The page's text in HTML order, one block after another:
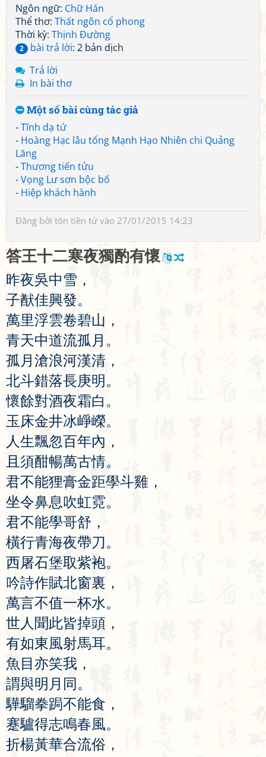
Ngôn ngữ: Chữ Hán
Thể thơ: Thất ngôn cổ phong
Thời kỳ: Thịnh Đường
2 bài trả lời: 2 bản dịch
Trả lời
In bài thơ
Một số bài cùng tác giả
-Tĩnh dạ tứ
- Hoàng Hạc lâu tống Mạnh Hạo Nhiên chi Quảng
Lăng
-Thương tiến tửu
-Vọng Lư sơn bộc bố
- Hiệp khách hành
Đăng bởi tôn tiền tửvào 27/01/2015 14:23
答王十二寒夜獨酌有懷
昨夜吳中雪 ，
子猷佳興發。
萬里浮雲卷碧山 ，
青天中道流孤 月 。
孤 月 滄浪河漢清 ，
北斗錯落長庚明 。
懷餘對酒夜霜白 。
玉 床金井冰崢嶸。
人生飄忽百年內 ，
且 須酣暢萬古情。
君不能狸膏金距學斗雞 ，
坐令鼻息吹虹霓。
君不能學哥舒 ，
橫行青海夜帶刀。
西屠石堡取紫袍。
吟詩作賦北窗裏 ，
萬言不值一杯水。
世 人 聞此皆掉頭 ，
有如東風射馬耳。
魚 目 亦笑我 ，
謂與明 月 同 。
驊騮拳跼不能食 ，
蹇驢得志鳴春風。
折楊黃華合流俗 ，